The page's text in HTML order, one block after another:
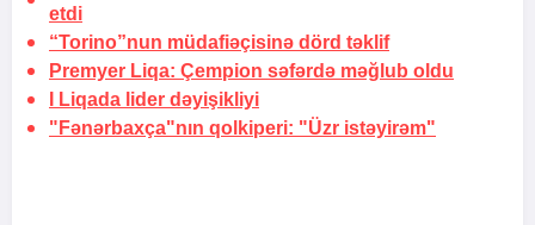
etdi
“Torino”nun müdafiəçisinə dörd təklif
Premyer Liqa: Çempion səfərdə məğlub oldu
I Liqada lider dəyişikliyi
"Fənərbaxça"nın qolkiperi: "Üzr istəyirəm"